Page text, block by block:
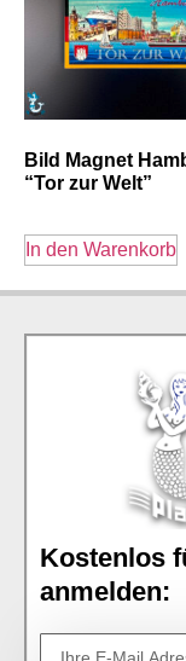
Bild Magnet
“Tor zur Welt”
In den Warenkorb
Kostenlos
anmelden: